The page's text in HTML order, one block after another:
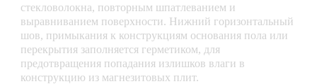
стекловолокна, повторным шпатлеванием и
выравниванием поверхности. Нижний горизонтальный
шов, примыкания к конструкциям основания пола или
перекрытия заполняется герметиком, для
предотвращения попадания излишков влаги в
конструкцию из магнезитовых плит.